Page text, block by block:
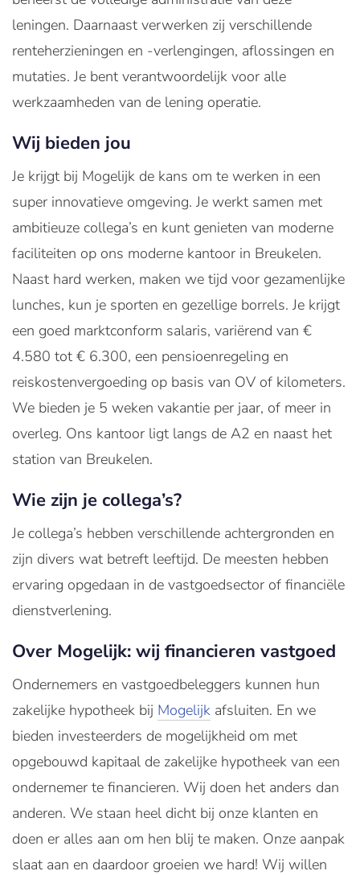
leningen. Daarnaast verwerken zij verschillende
renteherzieningen en -verlengingen, aflossingen en
mutaties. Je bent verantwoordelijk voor alle
werkzaamheden van de lening operatie.
Wij bieden jou
Je krijgt bij Mogelijk de kans om te werken in een
super innovatieve omgeving. Je werkt samen met
ambitieuze collega’s en kunt genieten van moderne
faciliteiten op ons moderne kantoor in Breukelen.
Naast hard werken, maken we tijd voor gezamenlijke
lunches, kun je sporten en gezellige borrels. Je krijgt
een goed marktconform salaris, variërend van €
4.580 tot € 6.300, een pensioenregeling en
reiskostenvergoeding op basis van OV of kilometers.
We bieden je 5 weken vakantie per jaar, of meer in
overleg. Ons kantoor ligt langs de A2 en naast het
station van Breukelen.
Wie zijn je collega’s?
Je collega’s hebben verschillende achtergronden en
zijn divers wat betreft leeftijd. De meesten hebben
ervaring opgedaan in de vastgoedsector of financiële
dienstverlening.
Over Mogelijk: wij financieren vastgoed
Ondernemers en vastgoedbeleggers kunnen hun
zakelijke hypotheek bij Mogelijk afsluiten. En we
bieden investeerders de mogelijkheid om met
opgebouwd kapitaal de zakelijke hypotheek van een
ondernemer te financieren. Wij doen het anders dan
anderen. We staan heel dicht bij onze klanten en
doen er alles aan om hen blij te maken. Onze aanpak
slaat aan en daardoor groeien we hard! Wij willen